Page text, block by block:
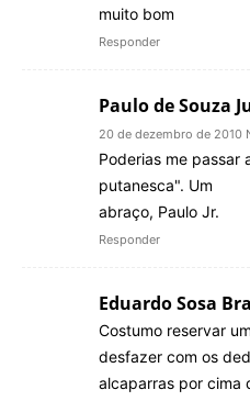
muito bom
Responder
Paulo de Souza
20 de dezembro de 2010
Poderias me passar
putanesca". Um
abraço, Paulo Jr.
Responder
Eduardo Sosa
Costumo reservar
desfazer com os
alcaparras por cima